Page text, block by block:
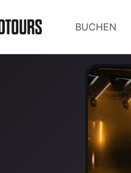
BUCHEN